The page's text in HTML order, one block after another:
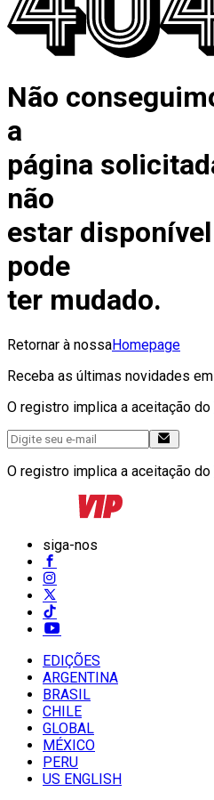
Não
a
página
não
estar
pode
ter mudado.
Retornar à nossaHomepage
Receba as últimas novidades
O registro implica a aceitação do
O registro implica a aceitação do
siga-nos
EDIÇÕES
ARGENTINA
BRASIL
CHILE
GLOBAL
MÉXICO
PERU
US ENGLISH